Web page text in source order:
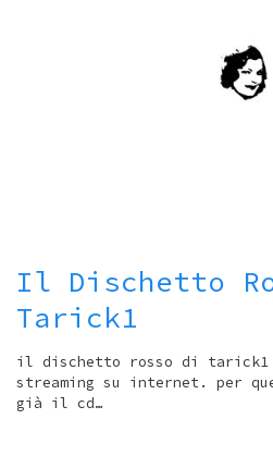
Il Dischetto
Tarick1
il dischetto rosso di tarick1
streaming su internet. per
già il cd…